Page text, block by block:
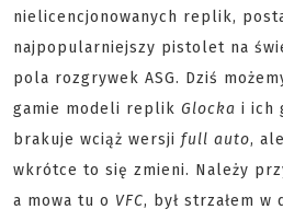
nielicencjonowanych replik,
najpopularniejszy pistolet na
pola rozgrywek ASG. Dziś
gamie modeli replik Glocka i ich
brakuje wciąż wersji full auto,
wkrótce to się zmieni. Należy
a mowa tu o VFC, był strzałem w